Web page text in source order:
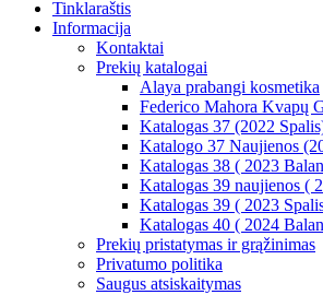
Tinklaraštis
Informacija
Kontaktai
Prekių katalogai
Alaya prabangi kosmetika
Federico Mahora Kvapų
Katalogas 37 (2022
Katalogo 37 Naujienos
Katalogas 38 ( 2023
Katalogas 39 naujienos (
Katalogas 39 ( 2023
Katalogas 40 ( 2024
Prekių pristatymas ir grąžinimas
Privatumo politika
Saugus atsiskaitymas